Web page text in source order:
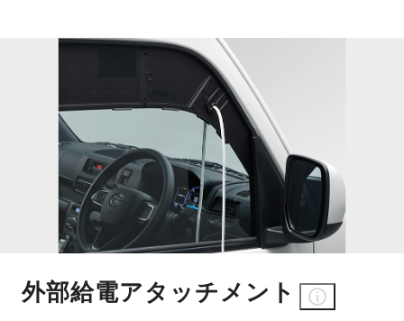
外部給電アタッチメント